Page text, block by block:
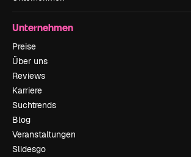
Unternehmen
Preise
Über uns
Reviews
Karriere
Suchtrends
Blog
Veranstaltungen
Slidesgo